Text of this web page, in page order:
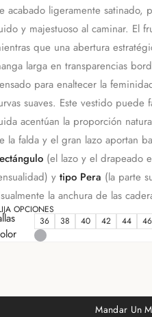
acabado ligeramente satinado,
y majestuoso al caminar. El
que una abertura
larga en transparencias
para enaltecer la
suaves. Este vestido puede
acentúan la proporción
la falda y el gran lazo aportan
(el lazo y el drapeado
y tipo Pera (la parte
la anchura de las
OPCIONES
36 38 40 42 44 46
Mandar Un